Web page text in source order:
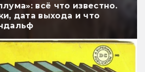
всё что известно.
дата выхода и что